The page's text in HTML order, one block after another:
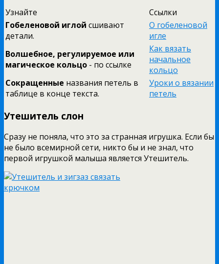
Узнайте
Ссылки
Гобеленовой иглой сшивают
детали.
О гобеленовой
игле
Волшебное, регулируемое или
магическое кольцо - по ссылке
Как вязать
начальное
кольцо
Сокращенные названия петель в
таблице в конце текста.
Уроки о вязании
петель
Утешитель слон
Сразу не поняла, что это за странная игрушка. Если бы
не было всемирной сети, никто бы и не знал, что
первой игрушкой малыша является Утешитель.